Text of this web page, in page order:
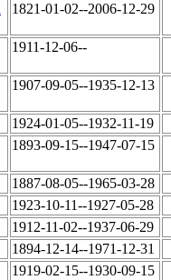
1821-01-02--2006-12-29
1911-12-06--
1907-09-05--1935-12-13
1924-01-05--1932-11-19
1893-09-15--1947-07-15
1887-08-05--1965-03-28
1923-10-11--1927-05-28
1912-11-02--1937-06-29
1894-12-14--1971-12-31
1919-02-15--1930-09-15